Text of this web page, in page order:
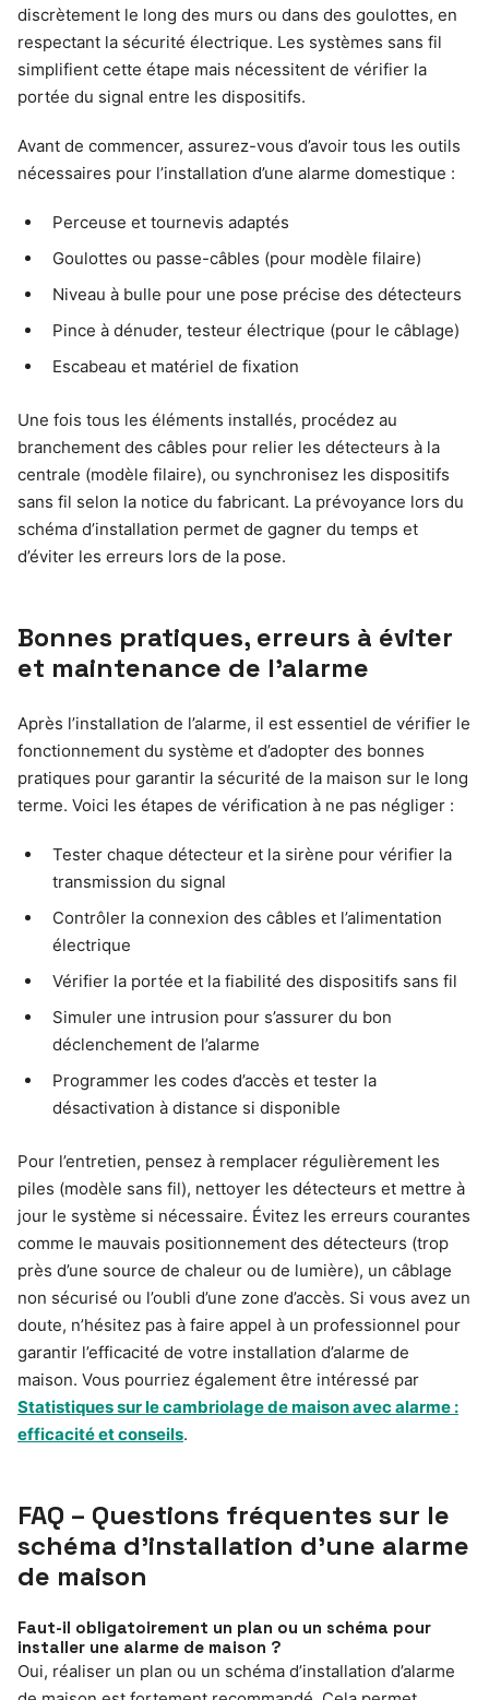
discrètement le long des murs ou dans des goulottes, en
respectant la sécurité électrique. Les systèmes sans fil
simplifient cette étape mais nécessitent de vérifier la
portée du signal entre les dispositifs.
Avant de commencer, assurez-vous d’avoir tous les outils
nécessaires pour l’installation d’une alarme domestique :
Perceuse et tournevis adaptés
Goulottes ou passe-câbles (pour modèle filaire)
Niveau à bulle pour une pose précise des détecteurs
Pince à dénuder, testeur électrique (pour le câblage)
Escabeau et matériel de fixation
Une fois tous les éléments installés, procédez au
branchement des câbles pour relier les détecteurs à la
centrale (modèle filaire), ou synchronisez les dispositifs
sans fil selon la notice du fabricant. La prévoyance lors du
schéma d’installation permet de gagner du temps et
d’éviter les erreurs lors de la pose.
Bonnes pratiques, erreurs à éviter
et maintenance de l’alarme
Après l’installation de l’alarme, il est essentiel de vérifier le
fonctionnement du système et d’adopter des bonnes
pratiques pour garantir la sécurité de la maison sur le long
terme. Voici les étapes de vérification à ne pas négliger :
Tester chaque détecteur et la sirène pour vérifier la
transmission du signal
Contrôler la connexion des câbles et l’alimentation
électrique
Vérifier la portée et la fiabilité des dispositifs sans fil
Simuler une intrusion pour s’assurer du bon
déclenchement de l’alarme
Programmer les codes d’accès et tester la
désactivation à distance si disponible
Pour l’entretien, pensez à remplacer régulièrement les
piles (modèle sans fil), nettoyer les détecteurs et mettre à
jour le système si nécessaire. Évitez les erreurs courantes
comme le mauvais positionnement des détecteurs (trop
près d’une source de chaleur ou de lumière), un câblage
non sécurisé ou l’oubli d’une zone d’accès. Si vous avez un
doute, n’hésitez pas à faire appel à un professionnel pour
garantir l’efficacité de votre installation d’alarme de
maison. Vous pourriez également être intéressé par
Statistiques sur le cambriolage de maison avec alarme :
efficacité et conseils.
FAQ – Questions fréquentes sur le
schéma d’installation d’une alarme
de maison
Faut-il obligatoirement un plan ou un schéma pour
installer une alarme de maison ?
Oui, réaliser un plan ou un schéma d’installation d’alarme